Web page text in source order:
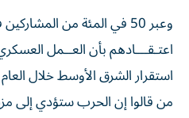
وعبر 50 في المئة من
اعتـقـــادهم بأن العــمل
استقرار الشرق الأوسط ‌خلال
من قالوا إن الحرب ستؤدي إلى